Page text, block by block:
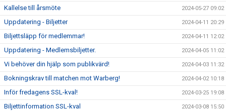
Kallelse till årsmöte 2024-05-27 09:02
Uppdatering - Biljetter 2024-04-11 20:29
Biljettsläpp för medlemmar! 2024-04-11 12:02
Uppdatering - Medlemsbiljetter. 2024-04-05 11:02
Vi behöver din hjälp som publikvärd! 2024-04-03 11:32
Bokningskrav till matchen mot Warberg! 2024-04-02 10:18
Inför fredagens SSL-kval! 2024-03-25 19:08
Biljettinformation SSL-kval 2024-03-08 15:50